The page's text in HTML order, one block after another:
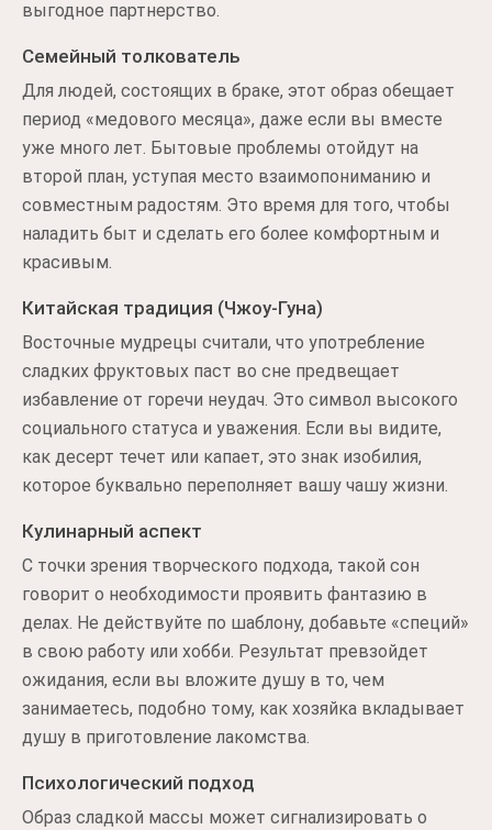
выгодное партнерство.
Семейный толкователь
Для людей, состоящих в браке, этот образ обещает
период «медового месяца», даже если вы вместе
уже много лет. Бытовые проблемы отойдут на
второй план, уступая место взаимопониманию и
совместным радостям. Это время для того, чтобы
наладить быт и сделать его более комфортным и
красивым.
Китайская традиция (Чжоу-Гуна)
Восточные мудрецы считали, что употребление
сладких фруктовых паст во сне предвещает
избавление от горечи неудач. Это символ высокого
социального статуса и уважения. Если вы видите,
как десерт течет или капает, это знак изобилия,
которое буквально переполняет вашу чашу жизни.
Кулинарный аспект
С точки зрения творческого подхода, такой сон
говорит о необходимости проявить фантазию в
делах. Не действуйте по шаблону, добавьте «специй»
в свою работу или хобби. Результат превзойдет
ожидания, если вы вложите душу в то, чем
занимаетесь, подобно тому, как хозяйка вкладывает
душу в приготовление лакомства.
Психологический подход
Образ сладкой массы может сигнализировать о